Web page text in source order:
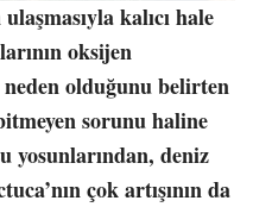
kalıcı hale
oksijen
neden olduğunu belirten
sorunu haline
yosunlarından, deniz
çok artışının da